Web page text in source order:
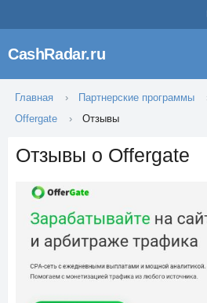
CashRadar.ru
Главная Партнерские программы
Offergate
Отзывы
Отзывы о Offergate